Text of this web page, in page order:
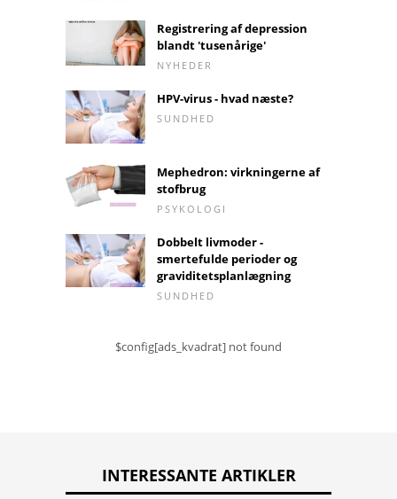
Registrering af depression
blandt 'tusenårige'
NYHEDER
HPV-virus - hvad næste?
SUNDHED
Mephedron: virkningerne af
stofbrug
PSYKOLOGI
Dobbelt livmoder -
smertefulde perioder og
graviditetsplanlægning
SUNDHED
$config[ads_kvadrat] not found
INTERESSANTE ARTIKLER